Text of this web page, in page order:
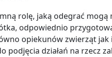
rolę, jaką odegrać
odpowiednio
opiekunów zwierząt
podjęcia działań na rzecz